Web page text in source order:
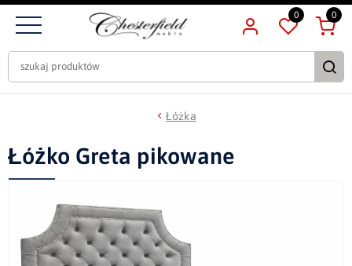
0 0
Łóżka
Łóżko Greta pikowane